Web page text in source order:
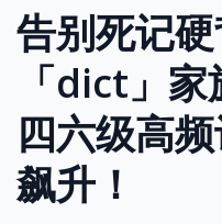
告别死记
「dict」
四六级高
飙升！